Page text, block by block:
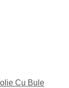
Cu Bule